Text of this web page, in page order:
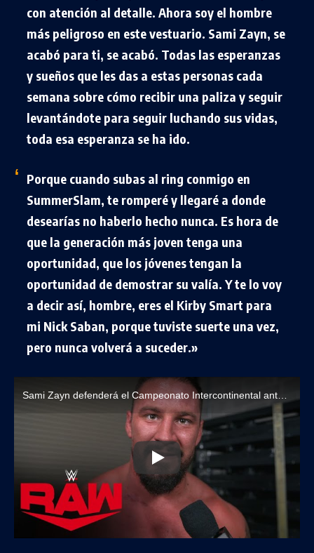
con atención al detalle. Ahora soy el hombre
más peligroso en este vestuario. Sami Zayn, se
acabó para ti, se acabó. Todas las esperanzas
y sueños que les das a estas personas cada
semana sobre cómo recibir una paliza y seguir
levantándote para seguir luchando sus vidas,
toda esa esperanza se ha ido.
Porque cuando subas al ring conmigo en
SummerSlam, te romperé y llegaré a donde
desearías no haberlo hecho nunca. Es hora de
que la generación más joven tenga una
oportunidad, que los jóvenes tengan la
oportunidad de demostrar su valía. Y te lo voy
a decir así, hombre, eres el Kirby Smart para
mi Nick Saban, porque tuviste suerte una vez,
pero nunca volverá a suceder.»